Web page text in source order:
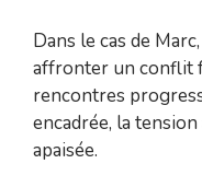
Dans le cas de
affronter un conflit
rencontres
encadrée, la
apaisée.